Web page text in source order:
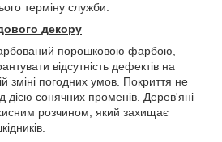
терміну служби.
декору
порошковою фарбою,
відсутність дефектів на
зміні погодних умов. Покриття не
дією сонячних променів. Дерев'яні
розчином, який захищає